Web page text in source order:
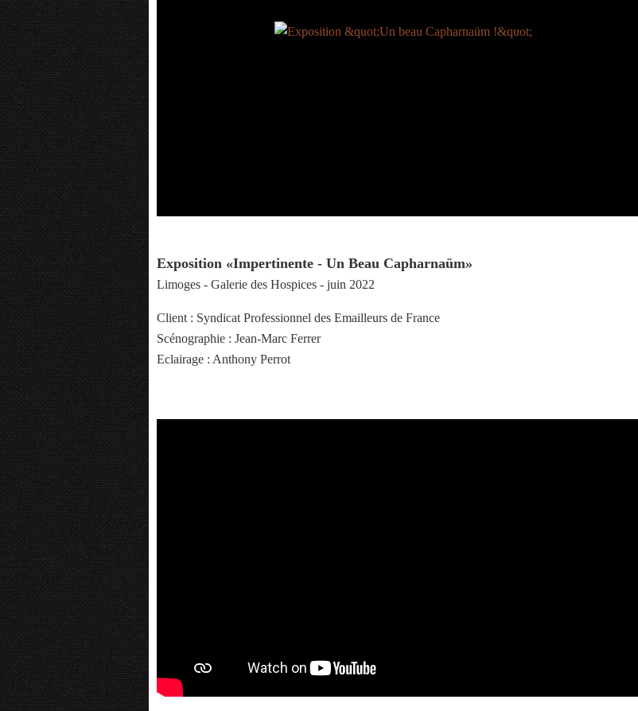
Exposition «Impertinente - Un Beau Capharnaüm»
Limoges - Galerie des Hospices - juin 2022
Client : Syndicat Professionnel des Emailleurs de France
Scénographie : Jean-Marc Ferrer
Eclairage : Anthony Perrot